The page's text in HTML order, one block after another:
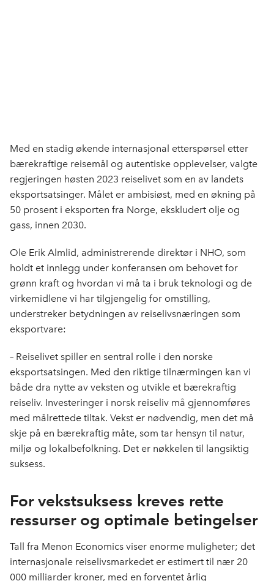
Med en stadig økende internasjonal etterspørsel etter
bærekraftige reisemål og autentiske opplevelser, valgte
regjeringen høsten 2023 reiselivet som en av landets
eksportsatsinger. Målet er ambisiøst, med en økning på
50 prosent i eksporten fra Norge, ekskludert olje og
gass, innen 2030.
Ole Erik Almlid, administrerende direktør i NHO, som
holdt et innlegg under konferansen om behovet for
grønn kraft og hvordan vi må ta i bruk teknologi og de
virkemidlene vi har tilgjengelig for omstilling,
understreker betydningen av reiselivsnæringen som
eksportvare:
– Reiselivet spiller en sentral rolle i den norske
eksportsatsingen. Med den riktige tilnærmingen kan vi
både dra nytte av veksten og utvikle et bærekraftig
reiseliv. Investeringer i norsk reiseliv må gjennomføres
med målrettede tiltak. Vekst er nødvendig, men det må
skje på en bærekraftig måte, som tar hensyn til natur,
miljø og lokalbefolkning. Det er nøkkelen til langsiktig
suksess.
For vekstsuksess kreves rette
ressurser og optimale betingelser
Tall fra Menon Economics viser enorme muligheter; det
internasjonale reiselivsmarkedet er estimert til nær 20
000 milliarder kroner, med en forventet årlig